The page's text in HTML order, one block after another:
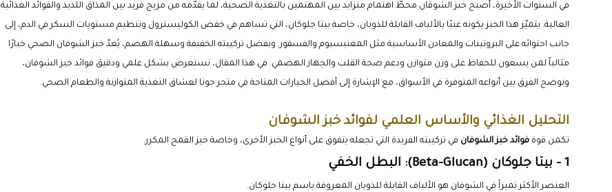
في السنوات الأخيرة، أصبح خبز الشوفان محطّ اهتمام متزايد بين المهتمين بالتغذية الصحية، لما يقدّمه من مزيج فريد بين المذاق اللذيذ والفوائد الغذائية
العالية. يتميّز هذا الخبز بكونه غنيًا بالألياف القابلة للذوبان، خاصة بيتا جلوكان، التي تساهم في خفض الكوليسترول وتنظيم مستويات السكر في الدم، إلى
جانب احتوائه على البروتينات والمعادن الأساسية مثل المغنيسيوم والفسفور. وبفضل تركيبته الخفيفة وسهلة الهضم، يُعدّ خبز الشوفان الصحي خيارًا
مثالياً لمن يسعون للحفاظ على وزن متوازن ودعم صحة القلب والجهاز الهضمي. في هذا المقال، نستعرض بشكل علمي ودقيق فوائد خبز الشوفان،
ونوضح الفرق بين أنواعه المتوفرة في الأسواق، مع الإشارة إلى أفضل الخيارات المتاحة في متجر جونا لعشاق التغذية المتوازنة والطعام الصحي.
التحليل الغذائي والأساس العلمي لفوائد خبز الشوفان
تكمن قوة فوائد خبز الشوفان في تركيبته الفريدة التي تجعله يتفوق على أنواع الخبز الأخرى، وخاصة خبز القمح المكرر.
1 - بيتا جلوكان (Beta-Glucan): البطل الخفي
العنصر الأكثر تميزاً في الشوفان هو الألياف القابلة للذوبان المعروفة باسم بيتا جلوكان.